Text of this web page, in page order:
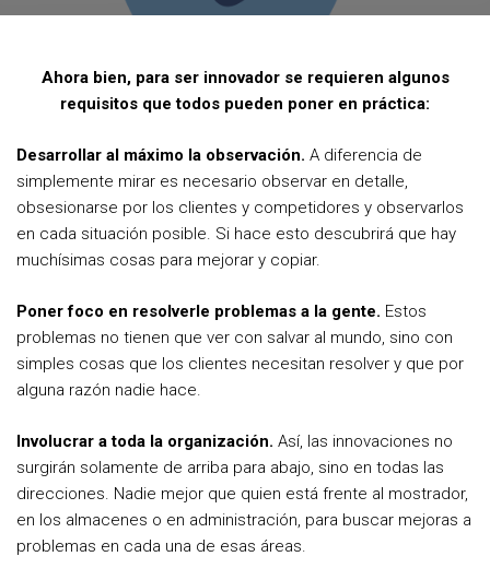
o
k
e
r
s
Ahora bien, para ser innovador se requieren algunos
requisitos que todos pueden poner en práctica:
Desarrollar al máximo la observación. A diferencia de
simplemente mirar es necesario observar en detalle,
obsesionarse por los clientes y competidores y observarlos
en cada situación posible. Si hace esto descubrirá que hay
muchísimas cosas para mejorar y copiar.
Poner foco en resolverle problemas a la gente. Estos
problemas no tienen que ver con salvar al mundo, sino con
simples cosas que los clientes necesitan resolver y que por
alguna razón nadie hace.
Involucrar a toda la organización. Así, las innovaciones no
surgirán solamente de arriba para abajo, sino en todas las
direcciones. Nadie mejor que quien está frente al mostrador,
en los almacenes o en administración, para buscar mejoras a
problemas en cada una de esas áreas.